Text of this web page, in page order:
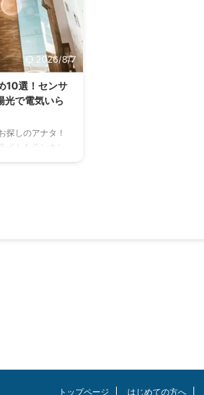
2026/8/7
10選！センサ
光で電気いら
探しのアナタ！
イトをランキン
イトは太陽光を
トップページ はじめての方へ